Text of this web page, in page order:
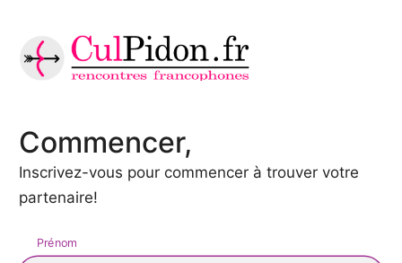
Commencer,
Inscrivez-vous pour commencer à trouver votre
partenaire!
Prénom